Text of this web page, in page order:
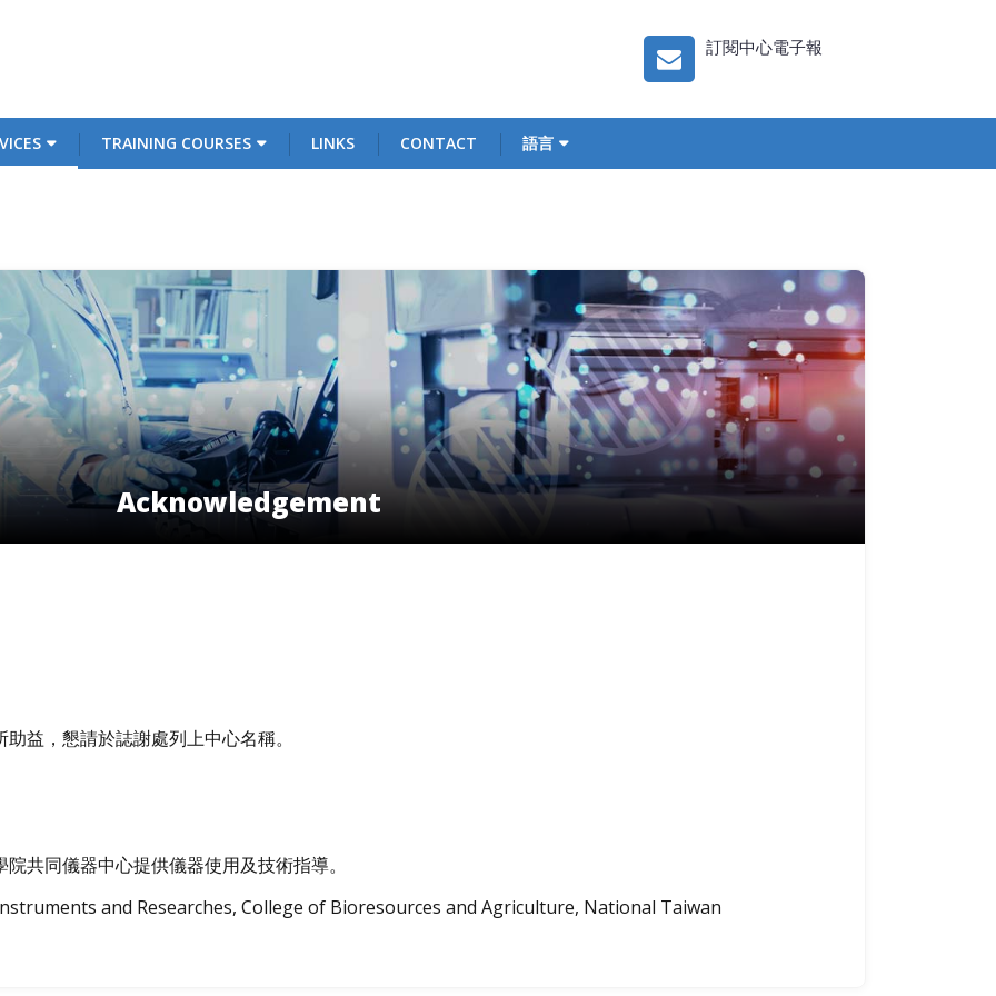
訂閱中心電子報
TRAINING COURSES LINKS CONTACT 語言
Acknowledgement
益，懇請於誌謝處列上中心名稱。
共同儀器中心提供儀器使用及技術指導。
and Researches, College of Bioresources and Agriculture, National Taiwan